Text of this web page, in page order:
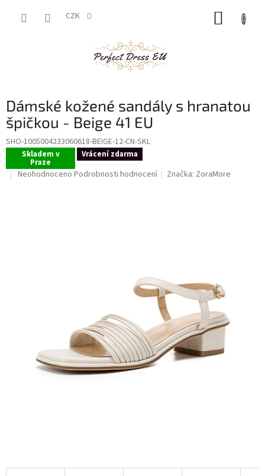
CZK
Dámské kožené sandály s hranatou
špičkou - Beige 41 EU
SHO-1005004233060618-BEIGE-12-CN-SKL
Skladem v
Praze
Vrácení zdarma
Průměrné
Neohodnoceno Podrobnosti hodnocení Značka: ZoraMore